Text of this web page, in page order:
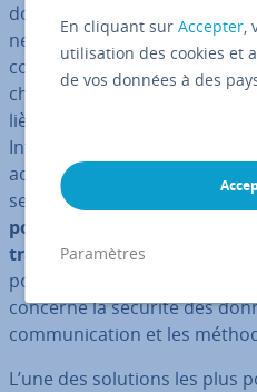
données sensibles, telles
nelles, les coor­don­nées
con­fi­den­tielles, sont
chiffrées, d’autres non
liè­re­ment ré­vo­lu­tionné le
Internet permet de
accès théorique aux
serveurs, d’où qu’on se
postes de
travail mobile, tirent profit
posent également de
concerne la sécurité des
com­mu­ni­ca­tion et les
L’une des solutions les plus
En cliquant surAccepter,
utilisation des cookies et
de vos données à des
Paramètres